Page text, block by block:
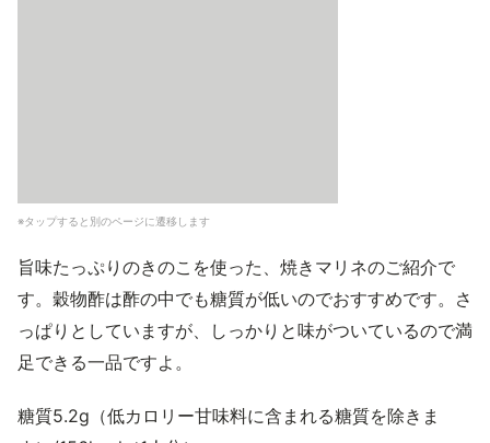
※タップすると別のページに遷移します
旨味たっぷりのきのこを使った、焼きマリネのご紹介で
す。穀物酢は酢の中でも糖質が低いのでおすすめです。さ
っぱりとしていますが、しっかりと味がついているので満
足できる一品ですよ。
糖質5.2g（低カロリー甘味料に含まれる糖質を除きま